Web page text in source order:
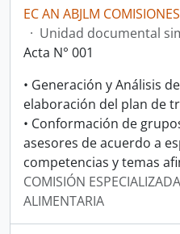
EC AN ABJLM
· Unidad documental
Acta N° 001
• Generación y Análisis
elaboración del plan de
• Conformación de
asesores de acuerdo a
competencias y temas
COMISIÓN
ALIMENTARIA